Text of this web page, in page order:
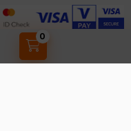
Kosárban lévő
0